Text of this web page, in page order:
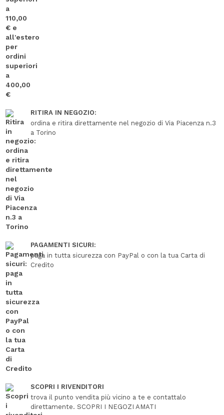
RITIRA IN NEGOZIO:
ordina e ritira direttamente nel negozio di Via Piacenza n.3
a Torino
PAGAMENTI SICURI:
paga in tutta sicurezza con PayPal o con la tua Carta di
Credito
SCOPRI I RIVENDITORI
trova il punto vendita più vicino a te e contattalo
direttamente. SCOPRI I NEGOZI AMATI